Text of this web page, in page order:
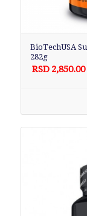
BioTechUSA
282g
RSD 2,850.00